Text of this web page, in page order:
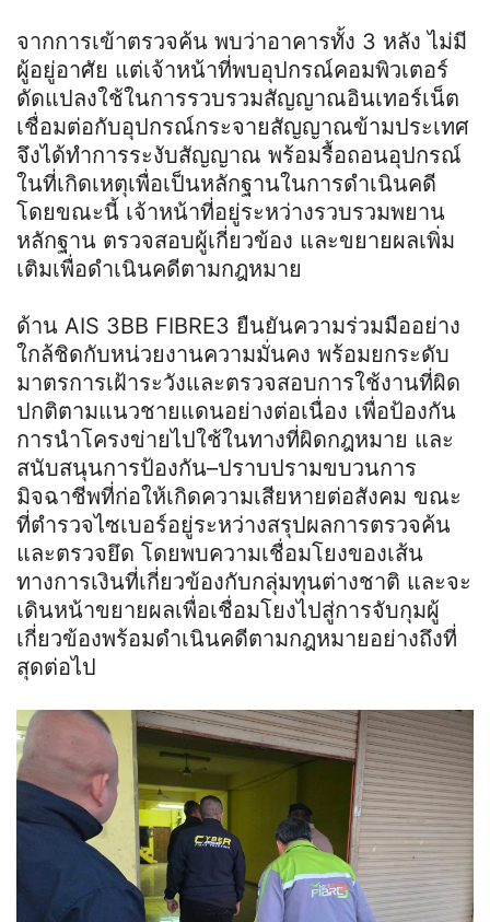
จากการเข้าตรวจค้น พบว่าอาคารทั้ง 3 หลัง ไม่มี
ผู้อยู่อาศัย แต่เจ้าหน้าที่พบอุปกรณ์คอมพิวเตอร์
ดัดแปลงใช้ในการรวบรวมสัญญาณอินเทอร์เน็ต
เชื่อมต่อกับอุปกรณ์กระจายสัญญาณข้ามประเทศ
จึงได้ทำการระงับสัญญาณ พร้อมรื้อถอนอุปกรณ์
ในที่เกิดเหตุเพื่อเป็นหลักฐานในการดำเนินคดี
โดยขณะนี้ เจ้าหน้าที่อยู่ระหว่างรวบรวมพยาน
หลักฐาน ตรวจสอบผู้เกี่ยวข้อง และขยายผลเพิ่ม
เติมเพื่อดำเนินคดีตามกฎหมาย
ด้าน AIS 3BB FIBRE3 ยืนยันความร่วมมืออย่าง
ใกล้ชิดกับหน่วยงานความมั่นคง พร้อมยกระดับ
มาตรการเฝ้าระวังและตรวจสอบการใช้งานที่ผิด
ปกติตามแนวชายแดนอย่างต่อเนื่อง เพื่อป้องกัน
การนำโครงข่ายไปใช้ในทางที่ผิดกฎหมาย และ
สนับสนุนการป้องกัน–ปราบปรามขบวนการ
มิจฉาชีพที่ก่อให้เกิดความเสียหายต่อสังคม ขณะ
ที่ตำรวจไซเบอร์อยู่ระหว่างสรุปผลการตรวจค้น
และตรวจยึด โดยพบความเชื่อมโยงของเส้น
ทางการเงินที่เกี่ยวข้องกับกลุ่มทุนต่างชาติ และจะ
เดินหน้าขยายผลเพื่อเชื่อมโยงไปสู่การจับกุมผู้
เกี่ยวข้องพร้อมดำเนินคดีตามกฎหมายอย่างถึงที่
สุดต่อไป